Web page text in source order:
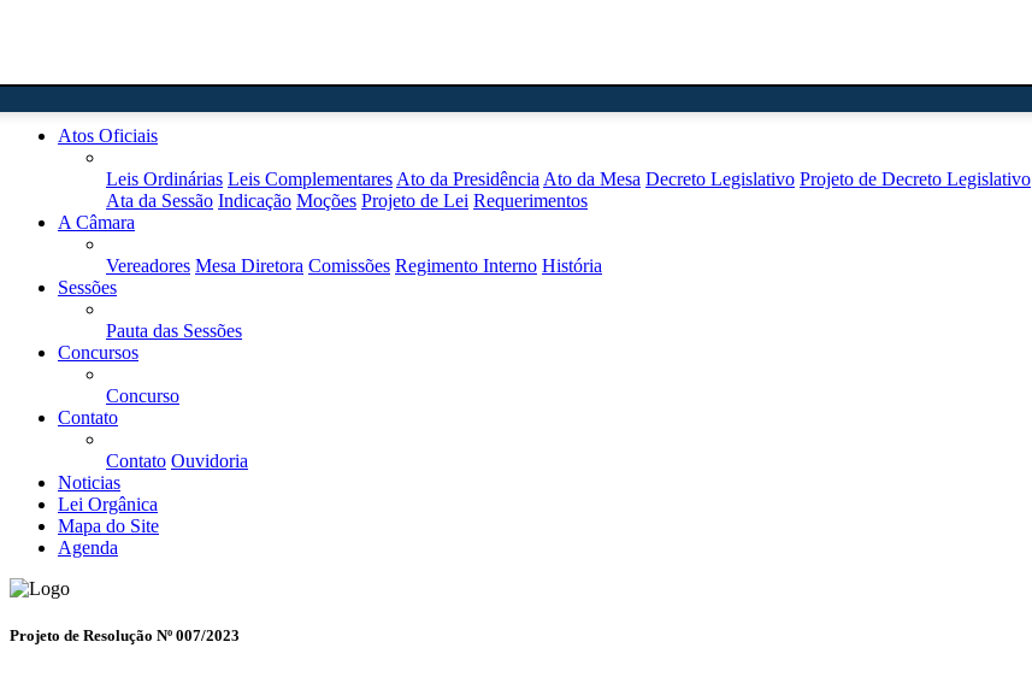
Atos Oficiais
Leis Ordinárias Leis Complementares Ato da Presidência Ato da Mesa Decreto Legislativo Projeto de Decreto Legislativo
Ata da Sessão Indicação Moções Projeto de Lei Requerimentos
A Câmara
Vereadores Mesa Diretora Comissões Regimento Interno História
Sessões
Pauta das Sessões
Concursos
Concurso
Contato
Contato Ouvidoria
Noticias
Lei Orgânica
Mapa do Site
Agenda
Projeto de Resolução Nº 007/2023